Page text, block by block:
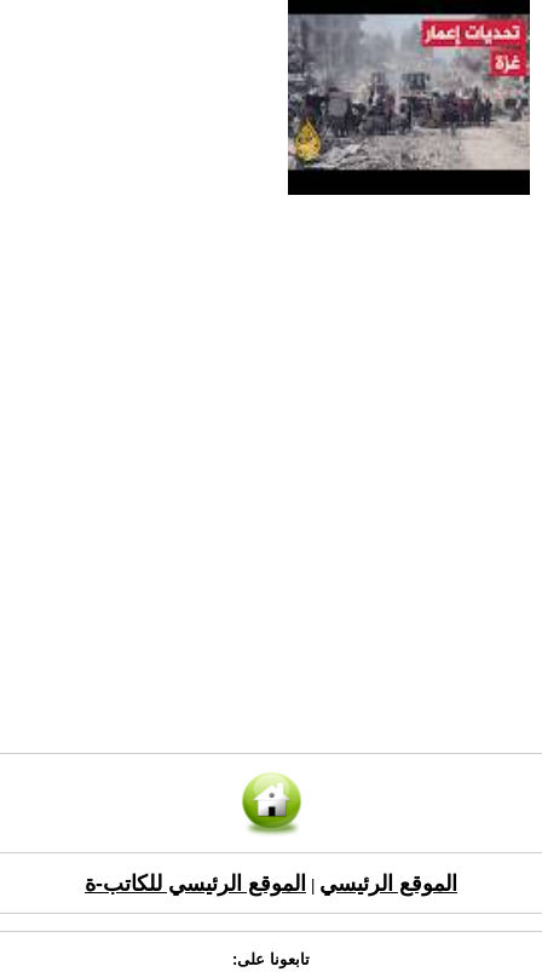
الموقع الرئيسي الموقع الرئيسي للكاتب-ة
تابعونا على: